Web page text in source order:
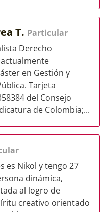
T. Particular
Derecho
en Gestión y
Tarjeta
del Consejo
de Colombia;...
es Nikol y tengo 27
dinámica,
al logro de
creativo orientado